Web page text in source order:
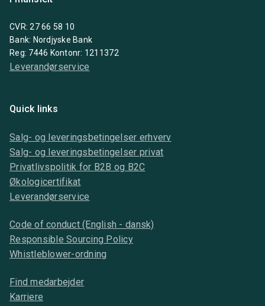
CVR: 27 66 58 10
Bank: Nordjyske Bank
Reg: 7446 Kontonr: 1211372
Leverandørservice
Quick links
Salg- og leveringsbetingelser erhverv
Salg- og leveringsbetingelser privat
Privatlivspolitik for B2B og B2C
Økologicertifikat
Leverandørservice
Code of conduct (English - dansk)
Responsible Sourcing Policy
Whistleblower-ordning
Find medarbejder
Karriere